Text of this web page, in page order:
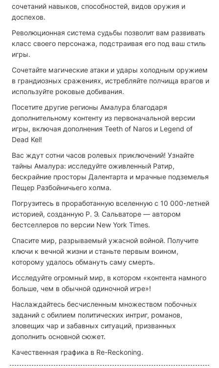
сочетаний навыков, способностей, видов оружия и
доспехов.
Революционная система судьбы позволит вам развивать
класс своего персонажа, подстраивая его под ваш стиль
игры.
Сочетайте магические атаки и удары холодным оружием
в грандиозных сражениях, истребляйте полчища врагов и
используйте роковые добивания.
Посетите другие регионы Амалура благодаря
дополнительному контенту из первоначальной версии
игры, включая дополнения Teeth of Naros и Legend of
Dead Kel!
Вас ждут сотни часов ролевых приключений! Узнайте
тайны Амалура: исследуйте оживленный Ратир,
бескрайние просторы Далентарта и мрачные подземелья
Пещер Разбойничьего холма.
Погрузитесь в проработанную вселенную с 10 000-летней
историей, созданную Р. Э. Сальваторе — автором
бестселлеров по версии New York Times.
Спасите мир, разрываемый ужасной войной. Получите
ключи к вечной жизни и станьте первым воином,
которому удалось обмануть саму смерть.
Исследуйте огромный мир, в котором «контента намного
больше, чем в обычной одиночной игре»!
Наслаждайтесь бесчисленным множеством побочных
заданий с обилием политических интриг, романов,
зловещих чар и забавных ситуаций, призванных
дополнить основной сюжет.
Качественная графика в Re-Reckoning.